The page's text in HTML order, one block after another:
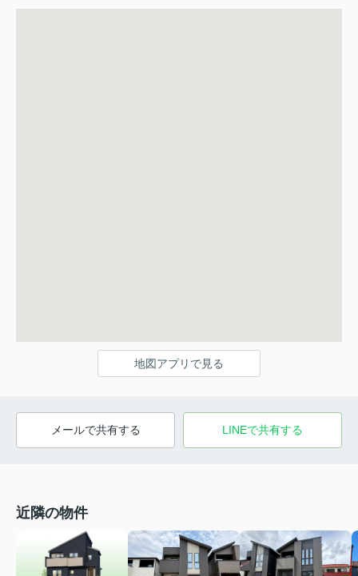
地図アプリで見る
メールで共有する LINEで共有する
近隣の物件